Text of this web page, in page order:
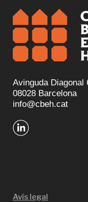
Avinguda Diagonal
08028 Barcelona
info@cbeh.cat
Avís legal